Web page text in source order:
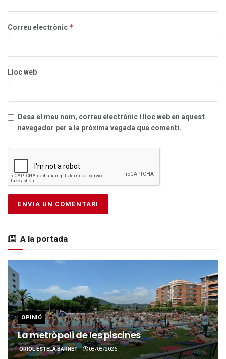
Correu electrònic *
Lloc web
Desa el meu nom, correu electrònic i lloc web en aquest
navegador per a la pròxima vegada que comenti.
A la portada
OPINIÓ
La metròpoli de les piscines
ORIOL ESTELA BARNET 08/08/2026